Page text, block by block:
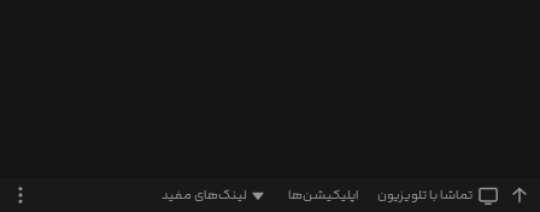
تماشا‌ با تلویزیون اپلیکیشن‌ها لینک‌های مفید